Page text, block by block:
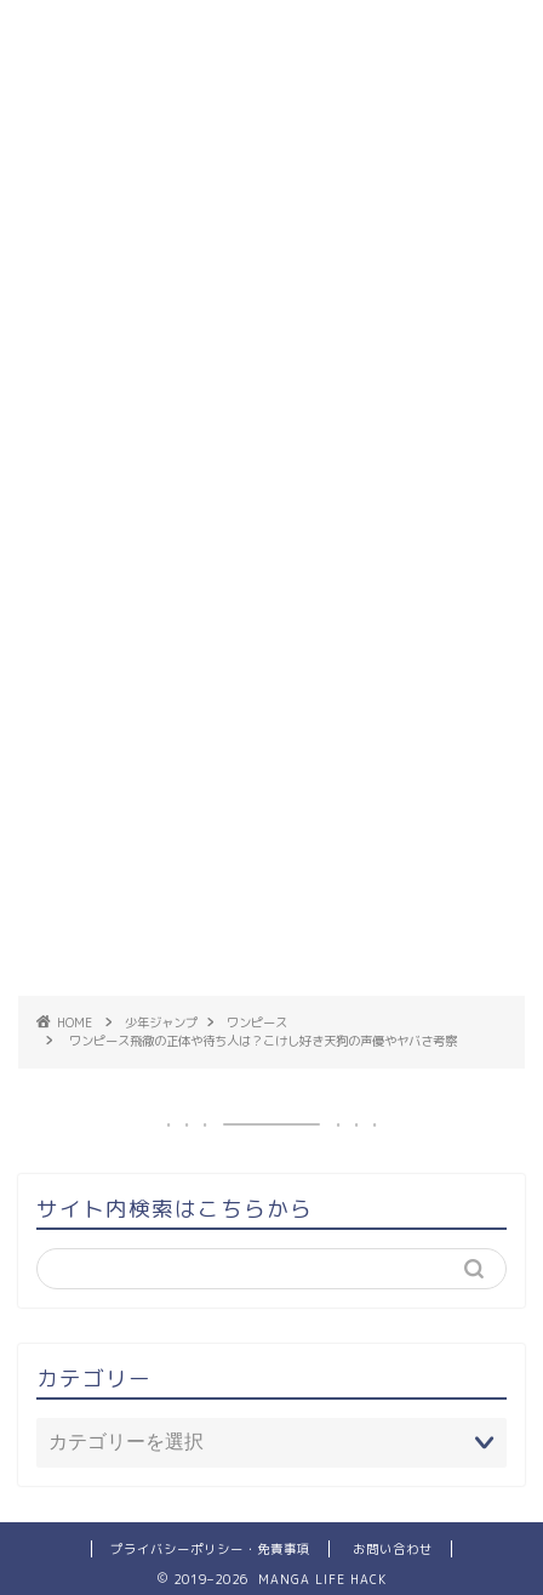
HOME 少年ジャンプ
ワンピース
ワンピース飛徹の正体や待ち人は？こけし好き天狗の声優やヤバさ考察
サイト内検索はこちらから
カテゴリー
プライバシーポリシー・免責事項
お問い合わせ
2019–2026 MANGA LIFE HACK